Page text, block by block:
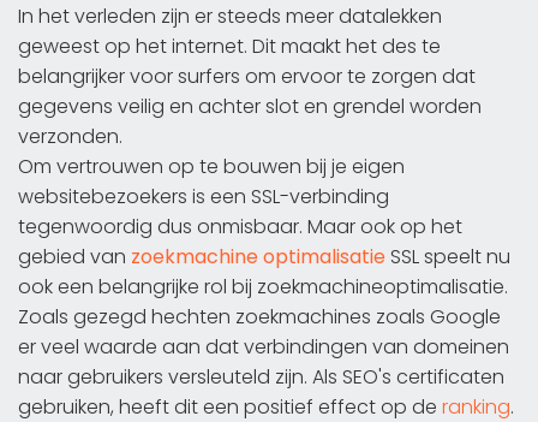
In het verleden zijn er steeds meer datalekken
geweest op het internet. Dit maakt het des te
belangrijker voor surfers om ervoor te zorgen dat
gegevens veilig en achter slot en grendel worden
verzonden.
Om vertrouwen op te bouwen bij je eigen
websitebezoekers is een SSL-verbinding
tegenwoordig dus onmisbaar. Maar ook op het
gebied van zoekmachine optimalisatie SSL speelt nu
ook een belangrijke rol bij zoekmachineoptimalisatie.
Zoals gezegd hechten zoekmachines zoals Google
er veel waarde aan dat verbindingen van domeinen
naar gebruikers versleuteld zijn. Als SEO's certificaten
gebruiken, heeft dit een positief effect op de ranking.